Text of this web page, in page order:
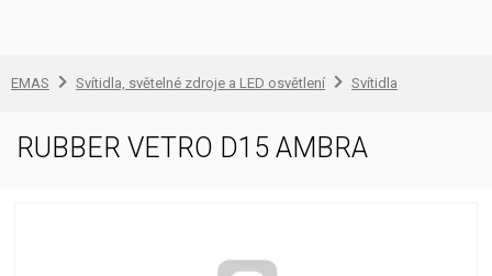
EMAS Svítidla, světelné zdroje a LED osvětlení Svítidla
RUBBER VETRO D15 AMBRA